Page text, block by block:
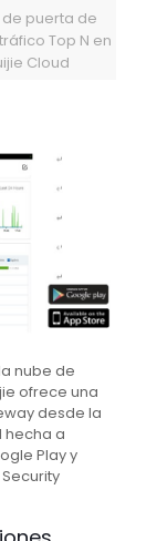
puerta de
Top N en
Cloud
nube de
ofrece una
desde la
hecha a
Play y